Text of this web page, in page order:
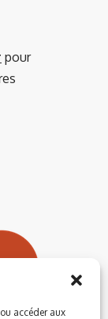
accéder aux
pour